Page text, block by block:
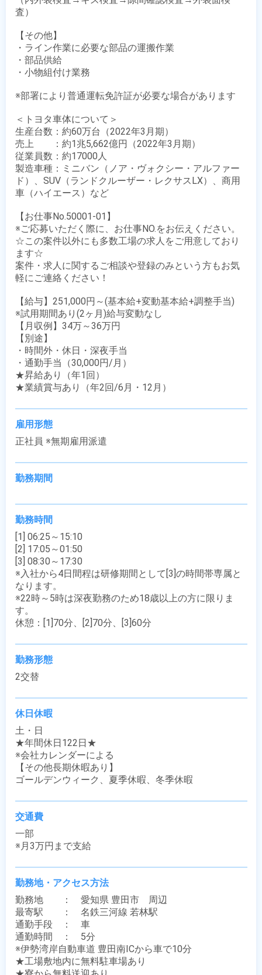
査）
【その他】
・ライン作業に必要な部品の運搬作業
・部品供給
・小物組付け業務
※部署により普通運転免許証が必要な場合があります
＜トヨタ車体について＞
生産台数：約60万台（2022年3月期）
売上　　：約1兆5,662億円（2022年3月期）
従業員数：約17000人
製造車種：ミニバン（ノア・ヴォクシー・アルファー
ド）、SUV（ランドクルーザー・レクサスLX）、商用
車（ハイエース）など
【お仕事No.50001-01】
※ご応募いただく際に、お仕事NO.をお伝えください。
☆この案件以外にも多数工場の求人をご用意しており
ます☆
案件・求人に関するご相談や登録のみという方もお気
軽にご連絡ください！
【給与】251,000円～(基本給+変動基本給+調整手当)
※試用期間あり(2ヶ月)給与変動なし
【月収例】34万～36万円
【別途】
・時間外・休日・深夜手当
・通勤手当（30,000円/月）
★昇給あり（年1回）
★業績賞与あり（年2回/6月・12月）
雇用形態
正社員 ※無期雇用派遣
勤務期間
勤務時間
[1] 06:25～15:10
[2] 17:05～01:50
[3] 08:30～17:30
※入社から4日間程は研修期間として[3]の時間帯専属と
なります。
※22時～5時は深夜勤務のため18歳以上の方に限りま
す。
休憩：[1]70分、[2]70分、[3]60分
勤務形態
2交替
休日休暇
土・日
★年間休日122日★
※会社カレンダーによる
【その他長期休暇あり】
ゴールデンウィーク、夏季休暇、冬季休暇
交通費
一部
※月3万円まで支給
勤務地・アクセス方法
勤務地　　：　愛知県 豊田市　周辺
最寄駅　　：　名鉄三河線 若林駅
通勤手段　：　車
通勤時間　：　5分
※伊勢湾岸自動車道 豊田南ICから車で10分
★工場敷地内に無料駐車場あり